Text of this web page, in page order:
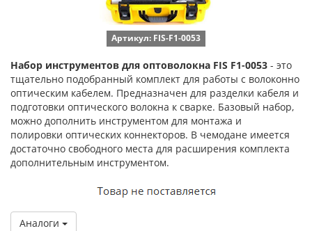
Артикул: FIS-F1-0053
Набор инструментов для оптоволокна FIS F1-0053 - это
тщательно подобранный комплект для работы с волоконно
оптическим кабелем. Предназначен для разделки кабеля и
подготовки оптического волокна к сварке. Базовый набор,
можно дополнить инструментом для монтажа и
полировки оптических коннекторов. В чемодане имеется
достаточно свободного места для расширения комплекта
дополнительным инструментом.
Аналоги